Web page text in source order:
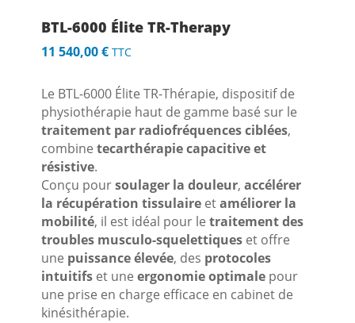
BTL-6000 Élite TR-Therapy
11 540,00€ TTC
Le BTL-6000 Élite TR-Thérapie, dispositif de
physiothérapie haut de gamme basé sur le
traitement par radiofréquences ciblées,
combinetecarthérapie capacitive et
résistive.
Conçu poursoulager la douleur,accélérer
la récupération tissulaire etaméliorer la
mobilité, il est idéal pour letraitement des
troubles musculo-squelettiques et offre
une puissance élevée, des protocoles
intuitifs et uneergonomie optimale pour
une prise en charge efficace en cabinet de
kinésithérapie.